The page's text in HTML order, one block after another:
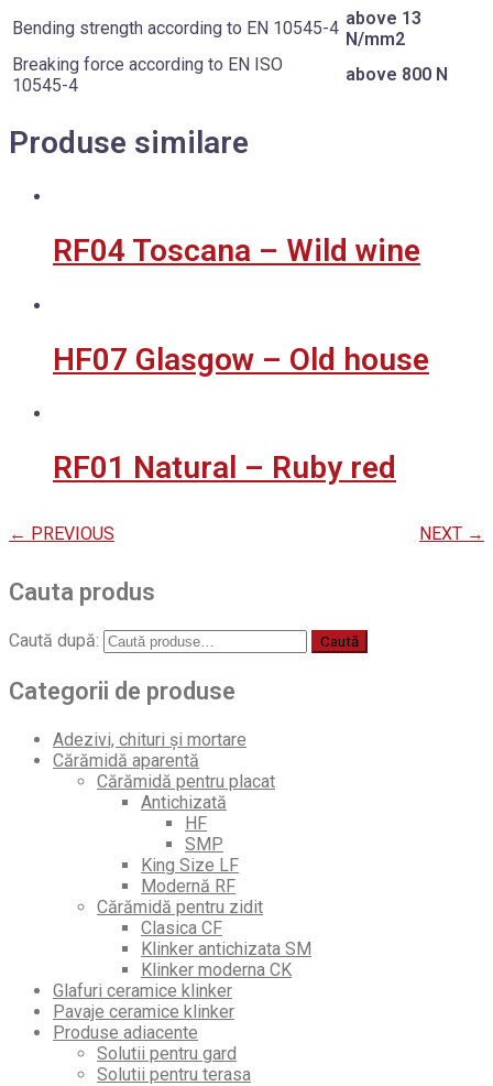
Bending strength according to EN 10545-4 above 13
N/mm2
Breaking force according to EN ISO
10545-4
above 800 N
Produse similare
RF04 Toscana – Wild wine
HF07 Glasgow – Old house
RF01 Natural – Ruby red
← PREVIOUS NEXT →
Cauta produs
Caută după: Caută
Categorii de produse
Adezivi, chituri și mortare
Cărămidă aparentă
Cărămidă pentru placat
Antichizată
HF
SMP
King Size LF
Modernă RF
Cărămidă pentru zidit
Clasica CF
Klinker antichizata SM
Klinker moderna CK
Glafuri ceramice klinker
Pavaje ceramice klinker
Produse adiacente
Solutii pentru gard
Solutii pentru terasa